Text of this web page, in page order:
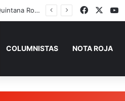
Verano” Facebook
COLUMNISTAS NOTA ROJA